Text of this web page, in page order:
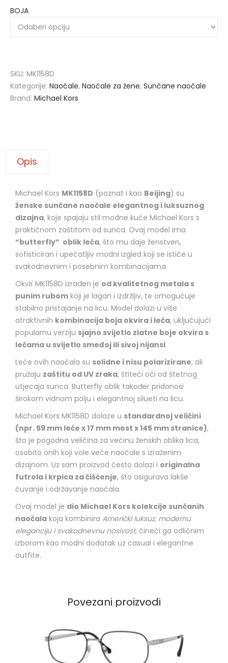
BOJA
SKU: MK1158D
Kategorije: Naočale, Naočale za žene, Sunčane naočale
Brand: Michael Kors
Opis
Michael Kors MK1158D (poznat i kao Beijing) su
ženske sunčane naočale elegantnog i luksuznog
dizajna, koje spajaju stil modne kuće Michael Kors s
praktičnom zaštitom od sunca. Ovaj model ima
“butterfly” oblik leća, što mu daje ženstven,
sofisticiran i upečatljiv modni izgled koji se ističe u
svakodnevnim i posebnim kombinacijama.
Okvir MK1158D izrađen je od kvalitetnog metala s
punim rubom koji je lagan i izdržljiv, te omogućuje
stabilno pristajanje na licu. Model dolazi u više
atraktivnih kombinacija boja okvira i leća, uključujući
popularnu verziju sjajno svijetlo zlatne boje okvira s
lećama u svijetlo smeđoj ili sivoj nijansi.
Leće ovih naočala su solidne i nisu polarizirane, ali
pružaju zaštitu od UV zraka, štiteći oči od štetnog
utjecaja sunca. Butterfly oblik također pridonosi
širokom vidnom polju i elegantnoj silueti na licu.
Michael Kors MK1158D dolaze u standardnoj veličini
(npr. 59 mm leće x 17 mm most x 145 mm stranice),
što je pogodna veličina za većinu ženskih oblika lica,
osobito onih koji vole veće naočale s izraženim
dizajnom. Uz sam proizvod često dolazi i originalna
futrola i krpica za čišćenje, što osigurava lakše
čuvanje i održavanje naočala.
Ovaj model je dio Michael Kors kolekcije sunčanih
naočala koja kombinira Američki luksuz, modernu
eleganciju i svakodnevnu nosivost, čineći ga odličnim
izborom kao modni dodatak uz casual i elegantne
outfite.
Povezani proizvodi